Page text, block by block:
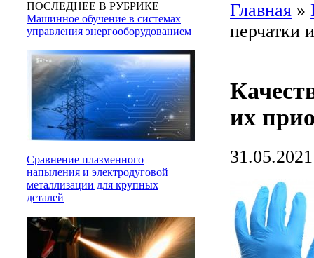
ПОСЛЕДНЕЕ В РУБРИКЕ
Машинное обучение в системах
управления энергооборудованием
Сравнение плазменного
напыления и электродуговой
металлизации для крупных
деталей
Главная »
перчатки
их
31.05.2021